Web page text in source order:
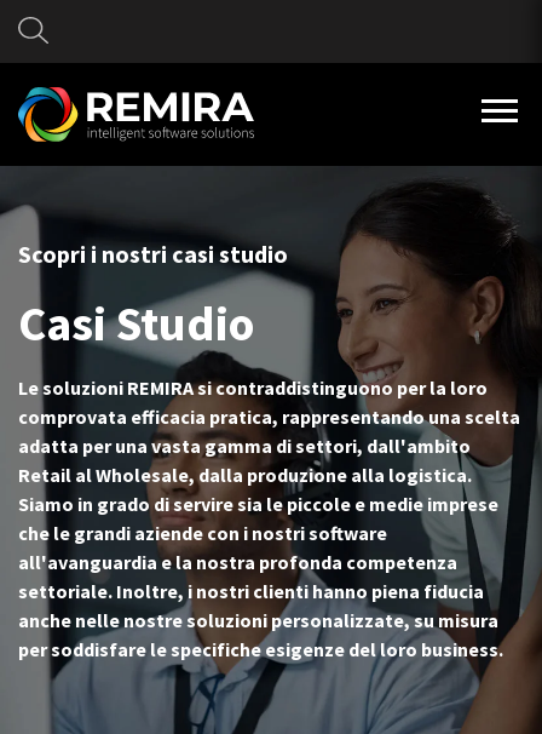
Scopri i nostri casi studio
Casi Studio
Le soluzioni REMIRA si contraddistinguono per la loro
comprovata efficacia pratica, rappresentando una scelta
adatta per una vasta gamma di settori, dall'ambito
Retail al Wholesale, dalla produzione alla logistica.
Siamo in grado di servire sia le piccole e medie imprese
che le grandi aziende con i nostri software
all'avanguardia e la nostra profonda competenza
settoriale. Inoltre, i nostri clienti hanno piena fiducia
anche nelle nostre soluzioni personalizzate, su misura
per soddisfare le specifiche esigenze del loro business.